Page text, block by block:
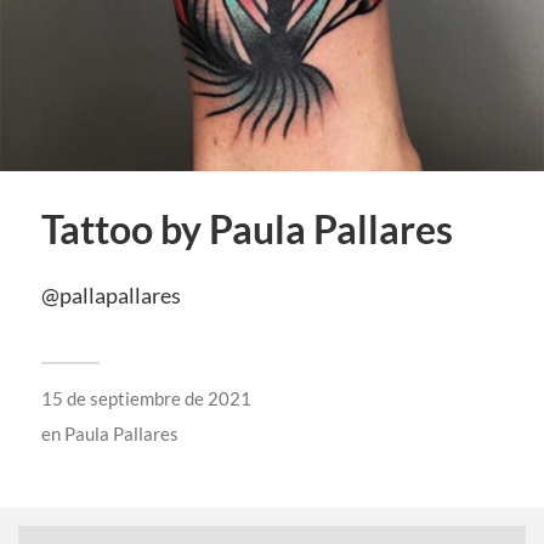
Tattoo by Paula Pallares
@pallapallares
15 de septiembre de 2021
en Paula Pallares